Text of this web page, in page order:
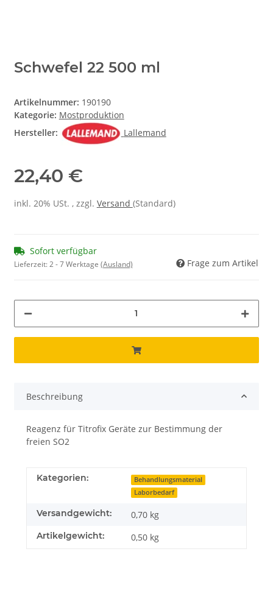
Schwefel 22 500 ml
Artikelnummer: 190190
Kategorie: Mostproduktion
Hersteller:
Lallemand
22,40 €
inkl. 20% USt. , zzgl. Versand (Standard)
Sofort verfügbar
Lieferzeit:2 - 7 Werktage (Ausland) Frage zum Artikel
Beschreibung
Reagenz für Titrofix Geräte zur Bestimmung der
freien SO2
Kategorien:
Behandlungsmaterial
Laborbedarf
Versandgewicht: 0,70 kg
Artikelgewicht: 0,50 kg